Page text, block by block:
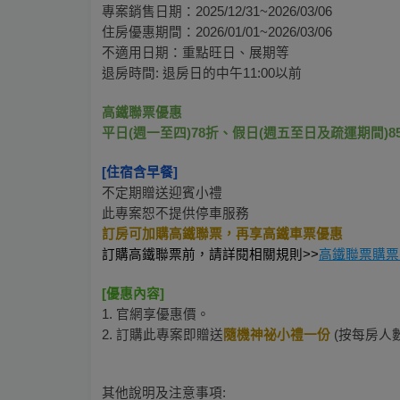
專案銷售日期：2025/12/31~2026/03/06
住房優惠期間：2026/01/01~2026/03/06
不適用日期：重點旺日、展期等
退房時間: 退房日的中午11:00以前
高鐵聯票優惠
平日(週一至四)78折、假日(週五至日及疏運期間
[住宿含早餐]
不定期贈送迎賓小禮
此專案恕不提供停車服務
訂房可加購高鐵聯票，再享高鐵車票優惠
訂購高鐵聯票前，請詳閱相關規則>>高鐵聯票購
[優惠內容]
1. 官網享優惠價。
2. 訂購此專案即贈送隨機神祕小禮一份 (按每房人
其他說明及注意事項: